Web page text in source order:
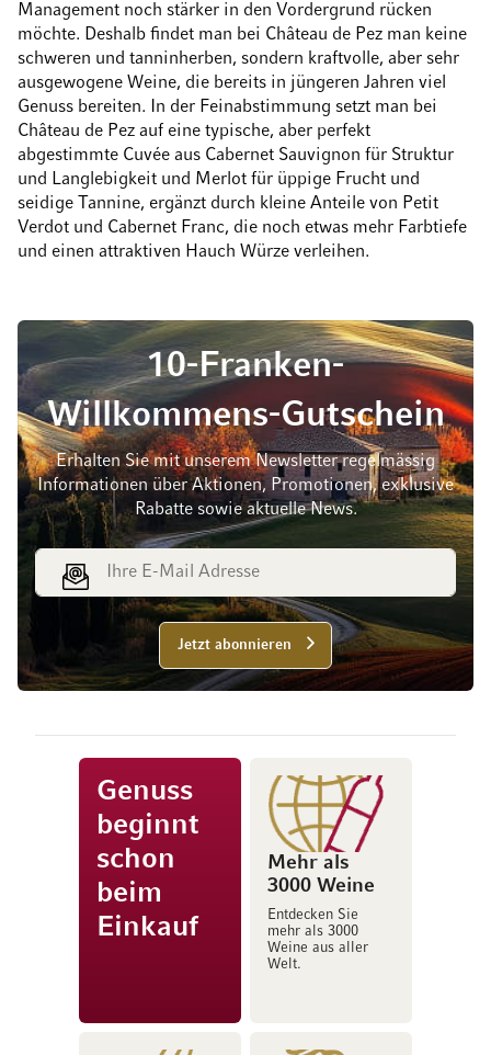
Management noch stärker in den Vordergrund rücken
möchte. Deshalb findet man bei Château de Pez man keine
schweren und tanninherben, sondern kraftvolle, aber sehr
ausgewogene Weine, die bereits in jüngeren Jahren viel
Genuss bereiten. In der Feinabstimmung setzt man bei
Château de Pez auf eine typische, aber perfekt
abgestimmte Cuvée aus Cabernet Sauvignon für Struktur
und Langlebigkeit und Merlot für üppige Frucht und
seidige Tannine, ergänzt durch kleine Anteile von Petit
Verdot und Cabernet Franc, die noch etwas mehr Farbtiefe
und einen attraktiven Hauch Würze verleihen.
10-Franken-
Willkommens-Gutschein
Erhalten Sie mit unserem Newsletter regelmässig
Informationen über Aktionen, Promotionen, exklusive
Rabatte sowie aktuelle News.
E-Mail Adresse
Jetzt abonnieren
Genuss
beginnt
schon
beim
Einkauf
Mehr als
3000 Weine
Entdecken Sie
mehr als 3000
Weine aus aller
Welt.